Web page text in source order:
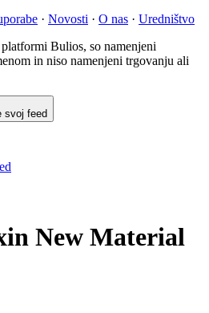
· Novosti · O nas · Uredništvo
Bulios, so namenjeni
in niso namenjeni trgovanju ali
svoj feed
New Material